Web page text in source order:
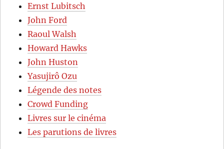
Ernst Lubitsch
John Ford
Raoul Walsh
Howard Hawks
John Huston
Yasujirô Ozu
Légende des notes
Crowd Funding
Livres sur le cinéma
Les parutions de livres